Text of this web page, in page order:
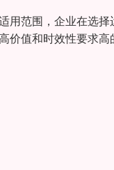
用范围，企业在选择
价值和时效性要求高